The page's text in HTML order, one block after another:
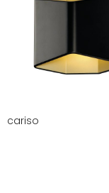
cariso